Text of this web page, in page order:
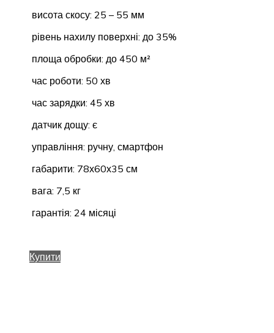
висота скосу: 25 – 55 мм
рівень нахилу поверхні: до 35%
площа обробки: до 450 м²
час роботи: 50 хв
час зарядки: 45 хв
датчик дощу: є
управління: ручну, смартфон
габарити: 78х60х35 см
вага: 7,5 кг
гарантія: 24 місяці
Купити